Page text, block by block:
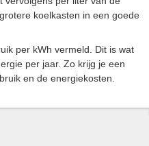
koelkasten in een goede
per kWh vermeld. Dit is wat
per jaar. Zo krijg je een
en de energiekosten.